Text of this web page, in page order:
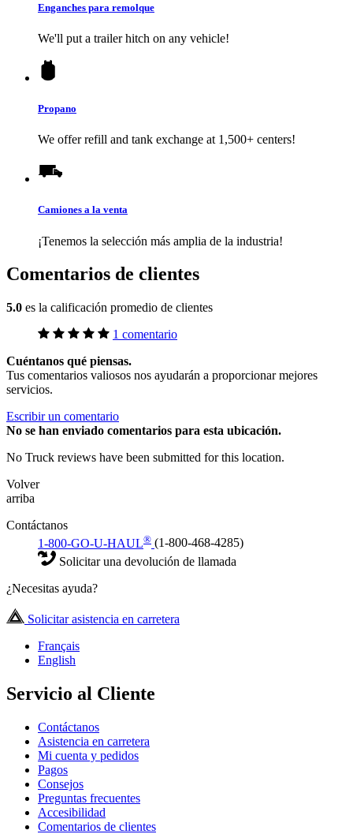
Enganches para remolque
We'll put a trailer hitch on any vehicle!
Propano
We offer refill and tank exchange at 1,500+ centers!
Camiones a la venta
¡Tenemos la selección más amplia de la industria!
Comentarios de clientes
5.0 es la calificación promedio de clientes
1 comentario
Cuéntanos qué piensas.
Tus comentarios valiosos nos ayudarán a proporcionar mejores
servicios.
Escribir un comentario
No se han enviado comentarios para esta ubicación.
No Truck reviews have been submitted for this location.
Volver
arriba
Contáctanos
1-800-GO-U-HAUL® (1-800-468-4285)
Solicitar una devolución de llamada
¿Necesitas ayuda?
Solicitar asistencia en carretera
Français
English
Servicio al Cliente
Contáctanos
Asistencia en carretera
Mi cuenta y pedidos
Pagos
Consejos
Preguntas frecuentes
Accesibilidad
Comentarios de clientes